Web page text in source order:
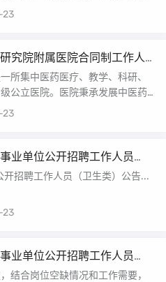
23
究院附属医院合同制工作人
所集中医药医疗、教学、科研、
公立医院。医院秉承发展中医药
23
业单位公开招聘工作人员
招聘工作人员（卫生类）公告...
23
业单位公开招聘工作人员
结合岗位空缺情况和工作需要，